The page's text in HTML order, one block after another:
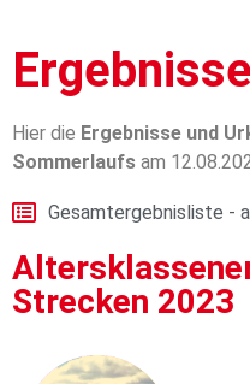
Hier die Ergebnisse und
Sommerlaufs am
Gesamtergebnisliste -
Strecken 2023